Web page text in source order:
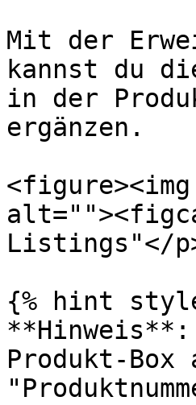
Mit der
kannst du
in der
ergänzen.
<figure><img
Listings"</
{% hint
**Hinweis**:
Produkt-